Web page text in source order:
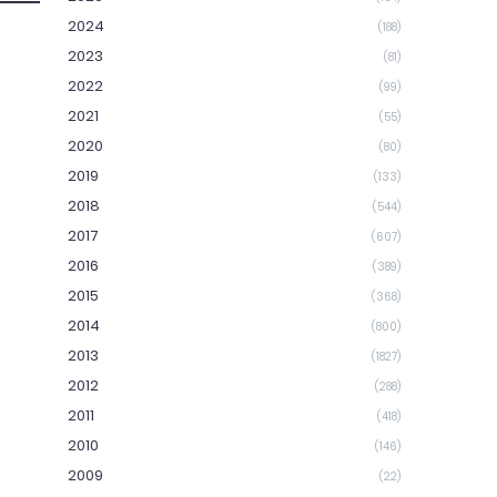
2024 (188)
2023 (81)
2022 (99)
2021 (55)
2020 (80)
2019 (133)
2018 (544)
2017 (607)
2016 (389)
2015 (368)
2014 (800)
2013 (1827)
2012 (288)
2011 (418)
2010 (146)
2009 (22)